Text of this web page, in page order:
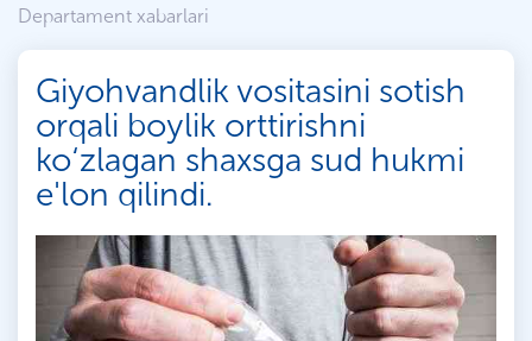
Departament xabarlari
Giyohvandlik vositasini sotish
orqali boylik orttirishni
ko‘zlagan shaxsga sud hukmi
e'lon qilindi.